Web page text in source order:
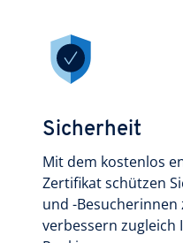
Sicherheit
Mit dem kostenlos
Zertifikat schützen
und -Besucherinnen
verbessern zugleich